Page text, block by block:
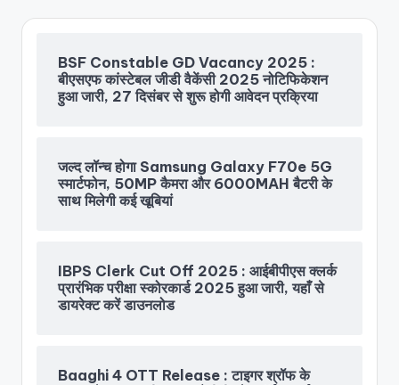
BSF Constable GD Vacancy 2025 :
बीएसएफ कांस्टेबल जीडी वैकेंसी 2025 नोटिफिकेशन
हुआ जारी, 27 दिसंबर से शुरू होगी आवेदन प्रक्रिया
जल्द लॉन्च होगा Samsung Galaxy F70e 5G
स्मार्टफोन, 50MP कैमरा और 6000MAH बैटरी के
साथ मिलेगी कई खूबियां
IBPS Clerk Cut Off 2025 : आईबीपीएस क्लर्क
प्रारंभिक परीक्षा स्कोरकार्ड 2025 हुआ जारी, यहाँ से
डायरेक्ट करें डाउनलोड
Baaghi 4 OTT Release : टाइगर श्रॉफ के